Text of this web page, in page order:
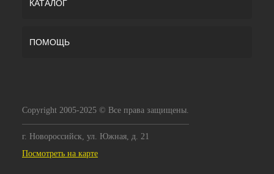
КАТАЛОГ
ПОМОЩЬ
Copyright 2005-2025 © Все права защищены.
г. Новороссийск, ул. Южная, д. 21
Посмотреть на карте